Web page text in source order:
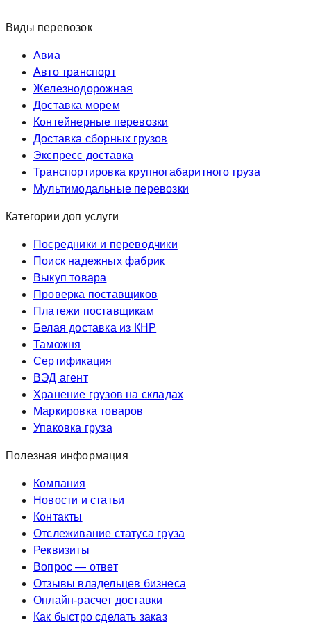
Виды перевозок
Авиа
Авто транспорт
Железнодорожная
Доставка морем
Контейнерные перевозки
Доставка сборных грузов
Экспресс доставка
Транспортировка крупногабаритного груза
Мультимодальные перевозки
Категории доп услуги
Посредники и переводчики
Поиск надежных фабрик
Выкуп товара
Проверка поставщиков
Платежи поставщикам
Белая доставка из КНР
Таможня
Сертификация
ВЭД агент
Хранение грузов на складах
Маркировка товаров
Упаковка груза
Полезная информация
Компания
Новости и статьи
Контакты
Отслеживание статуса груза
Реквизиты
Вопрос — ответ
Отзывы владельцев бизнеса
Онлайн-расчет доставки
Как быстро сделать заказ